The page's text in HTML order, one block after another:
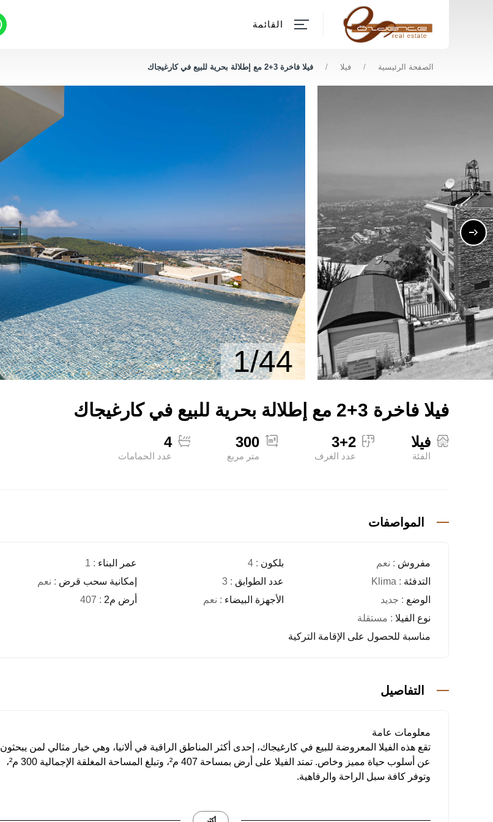
القائمة
الصفحة الرئيسية / فيلا / فيلا فاخرة 3+2 مع إطلالة بحرية للبيع في كارغيجاك
1/44
فيلا فاخرة 3+2 مع إطلالة بحرية للبيع في كارغيجاك
فيلا
الفئة
3+2
عدد الغرف
300
متر مربع
4
عدد الحمامات
المواصفات
مفروش : نعم بلكون : 4 عمر البناء : 1
التدفئة : Klima عدد الطوابق : 3 إمكانية سحب قرض : نعم
الوضع : جديد الأجهزة البيضاء : نعم أرض م2
: 407
نوع الفيلا : مستقلة
مناسبة للحصول على الإقامة التركية
التفاصيل
معلومات عامة
تقع هذه الفيلا المعروضة للبيع في كارغيجاك، إحدى أكثر المناطق الراقية في ألانيا، وهي خيار مثالي لمن يبحثون
عن أسلوب حياة مميز وخاص. تمتد الفيلا على أرض بمساحة 407 م²، وتبلغ المساحة المغلقة الإجمالية 300 م²،
وتوفر كافة سبل الراحة والرفاهية.
أكثر